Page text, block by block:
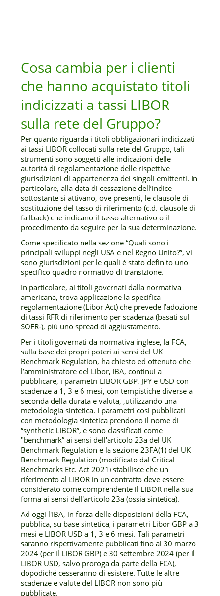
Cosa cambia per i clienti
che hanno acquistato titoli
indicizzati a tassi LIBOR
sulla rete del Gruppo?
Per quanto riguarda i titoli obbligazionari indicizzati
ai tassi LIBOR collocati sulla rete del Gruppo, tali
strumenti sono soggetti alle indicazioni delle
autorità di regolamentazione delle rispettive
giurisdizioni di appartenenza dei singoli emittenti. In
particolare, alla data di cessazione dell’indice
sottostante si attivano, ove presenti, le clausole di
sostituzione del tasso di riferimento (c.d. clausole di
fallback) che indicano il tasso alternativo o il
procedimento da seguire per la sua determinazione.
Come specificato nella sezione “Quali sono i
principali sviluppi negli USA e nel Regno Unito?”, vi
sono giurisdizioni per le quali è stato definito uno
specifico quadro normativo di transizione.
In particolare, ai titoli governati dalla normativa
americana, trova applicazione la specifica
regolamentazione (Libor Act) che prevede l’adozione
di tassi RFR di riferimento per scadenza (basati sul
SOFR-), più uno spread di aggiustamento.
Per i titoli governati da normativa inglese, la FCA,
sulla base dei propri poteri ai sensi del UK
Benchmark Regulation, ha chiesto ed ottenuto che
l’amministratore del Libor, IBA, continui a
pubblicare, i parametri LIBOR GBP, JPY e USD con
scadenze a 1, 3 e 6 mesi, con tempistiche diverse a
seconda della durata e valuta, ,utilizzando una
metodologia sintetica. I parametri così pubblicati
con metodologia sintetica prendono il nome di
“synthetic LIBOR”, e sono classificati come
"benchmark” ai sensi dell'articolo 23a del UK
Benchmark Regulation e la sezione 23FA(1) del UK
Benchmark Regulation (modificato dal Critical
Benchmarks Etc. Act 2021) stabilisce che un
riferimento al LIBOR in un contratto deve essere
considerato come comprendente il LIBOR nella sua
forma ai sensi dell'articolo 23a (ossia sintetica).
Ad oggi l'IBA, in forza delle disposizioni della FCA,
pubblica, su base sintetica, i parametri Libor GBP a 3
mesi e LIBOR USD a 1, 3 e 6 mesi. Tali parametri
saranno rispettivamente pubblicati fino al 30 marzo
2024 (per il LIBOR GBP) e 30 settembre 2024 (per il
LIBOR USD, salvo proroga da parte della FCA),
dopodiché cesseranno di esistere. Tutte le altre
scadenze e valute del LIBOR non sono più
pubblicate.